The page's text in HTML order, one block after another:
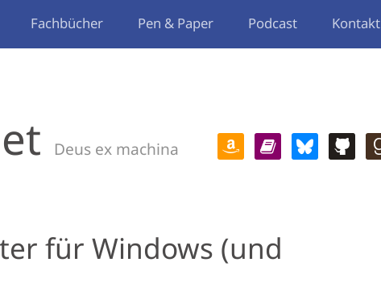
Fachbücher Pen & Paper Podcast Kontakt
Deus ex machina
für Windows (und